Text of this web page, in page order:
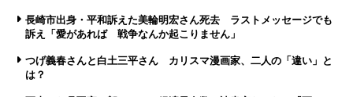
長崎市出身・平和訴えた美輪明宏さん死去 ラストメッセージでも
訴え「愛があれば 戦争なんか起こりません」
つげ義春さんと白土三平さん カリスマ漫画家、二人の「違い」と
は？